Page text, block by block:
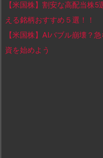
【米国株】割安な高配当株
える銘柄おすすめ５選！！
【米国株】AIバブル崩壊？
資を始めよう